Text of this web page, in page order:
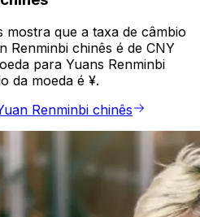
mostra que a taxa de câmbio
Renminbi chinês é de CNY
para Yuans Renminbi
da moeda é ¥.
Renminbi chinês